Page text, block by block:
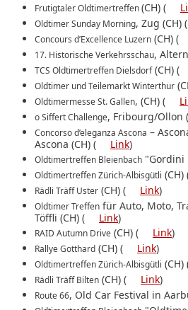
Frutigtaler Oldtimertreffen(CH) (
Oldtimer Sunday Morning, Zug (CH) (
Concours d’Excellence Luzern (CH) (
17. Historische Verkehrsschau,
TCS Oldtimertreffen Dielsdorf(CH) (
Oldtimer und Teilemarkt Winterthur
Oldtimermesse St. Gallen, (CH) (
o Siffert Challenge, Fribourg/Ollon
Concorso d’eleganza Ascona –
Ascona (CH) (
Link)
Oldtimertreffen Bleienbach "Gordini
Oldtimertreffen Zürich-Albisgütli (CH)
Rädli Träff Uster (CH) ( Link)
Oldtimer Treffen für Auto, Moto,
Töffli (CH) (
Link)
RAID Autumn Drive (CH) ( Link)
Rallye Gotthard (CH) ( Link)
Oldtimertreffen Zürich-Albisgütli (CH)
Rädli Träff Bilten (CH) ( Link)
Route 66, Old Car Festival in